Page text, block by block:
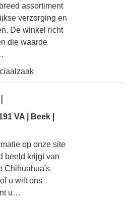
assortiment
verzorging en
De winkel richt
die waarde
VA | Beek |
op onze site
beeld krijgt van
Chihuahua's.
u wilt ons
u…